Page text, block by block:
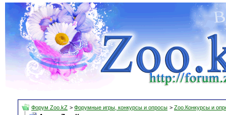
Форум Zoo.kZ > Форумные игры, конкурсы и опросы > Zoo.Конкурсы и